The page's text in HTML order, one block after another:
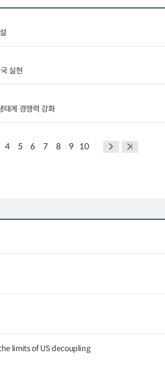
실현
태계 경쟁력 강화
4 5 6 7 8 9 10
limits of US decoupling